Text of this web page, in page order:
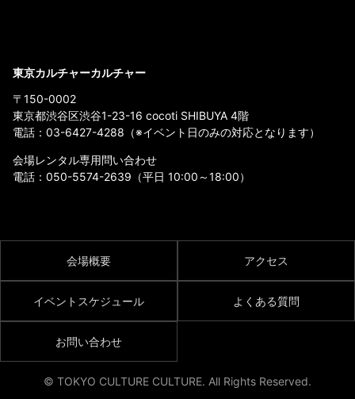
東京カルチャーカルチャー
〒150-0002
東京都渋谷区渋谷1-23-16 cocoti SHIBUYA 4階
電話： 03-6427-4288 （※イベント日のみの対応となります）
会場レンタル専用問い合わせ
電話： 050-5574-2639 （平日 10:00～18:00）
会場概要 アクセス
イベントスケジュール よくある質問
お問い合わせ
© TOKYO CULTURE CULTURE. All Rights Reserved.